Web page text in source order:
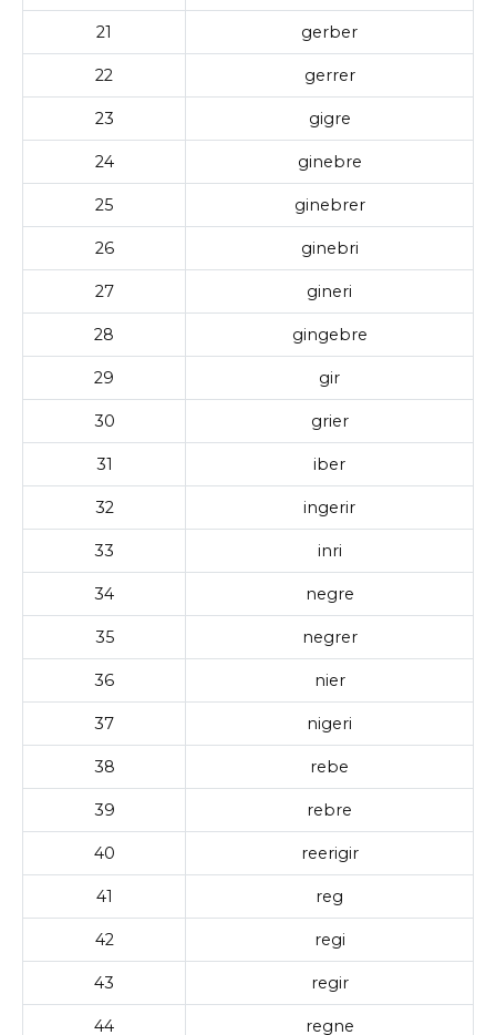
21 gerber
22 gerrer
23 gigre
24 ginebre
25 ginebrer
26 ginebri
27 gineri
28 gingebre
29 gir
30 grier
31 iber
32 ingerir
33 inri
34 negre
35 negrer
36 nier
37 nigeri
38 rebe
39 rebre
40 reerigir
41 reg
42 regi
43 regir
44 regne